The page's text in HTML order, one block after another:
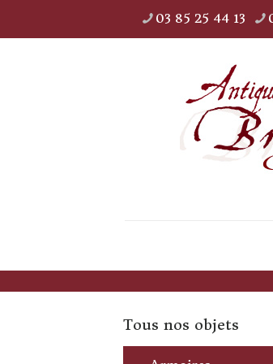
03 85 25 44 13
Tous nos objets